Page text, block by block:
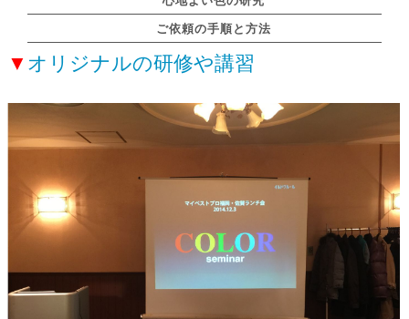
ご依頼の手順と方法
▼ オリジナルの研修や講習